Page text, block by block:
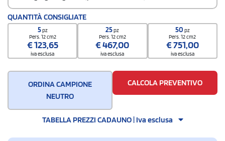
Codice doganale
6301401000000000000000
Quantità per scatola
QUANTITÀ CONSIGLIATE
5pz
Pers. 12 cm2
€123,65
iva esclusa
25pz
Pers. 12 cm2
€467,00
iva esclusa
50 pz
Pers. 12 cm2
€751,00
iva esclusa
ORDINA CAMPIONE
NEUTRO
CALCOLA PREVENTIVO
TABELLA PREZZI CADAUNO | Iva esclusa